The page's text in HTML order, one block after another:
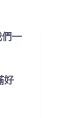
一
好